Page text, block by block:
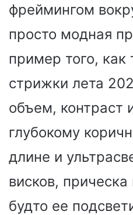
фреймингом
просто модная
пример того, как
стрижки лета
объем, контраст
глубокому
длине и
висков, прическа
будто ее